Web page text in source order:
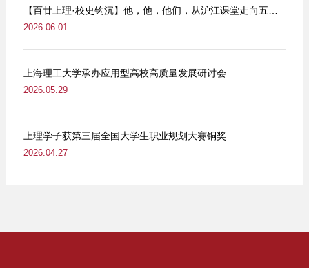
2026.06.01
上海理工大学承办应用型高校高质量发展研讨会
2026.05.29
上理学子获第三届全国大学生职业规划大赛铜奖
2026.04.27